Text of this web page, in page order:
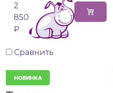
2
850
₽
Сравнить